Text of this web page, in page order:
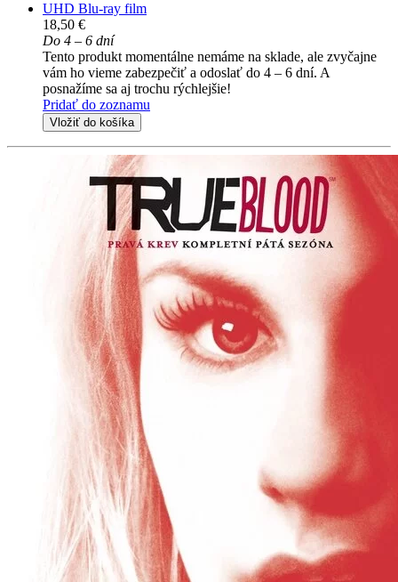
UHD Blu-ray film
18,50 €
Do 4 – 6 dní
Tento produkt momentálne nemáme na sklade, ale zvyčajne
vám ho vieme zabezpečiť a odoslať do 4 – 6 dní. A
posnažíme sa aj trochu rýchlejšie!
Pridať do zoznamu
Vložiť do košíka